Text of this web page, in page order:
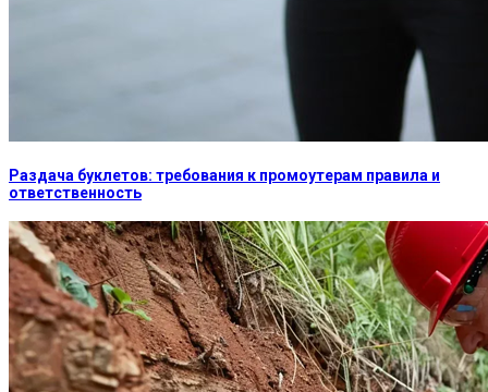
Раздача буклетов: требования к промоутерам правила и
ответственность